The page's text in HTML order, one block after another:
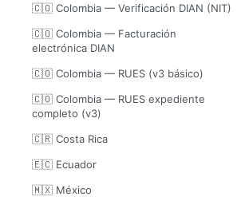
🇨🇴 Colombia — Verificación DIAN (NIT)
🇨🇴 Colombia — Facturación
electrónica DIAN
🇨🇴 Colombia — RUES (v3 básico)
🇨🇴 Colombia — RUES expediente
completo (v3)
🇨🇷 Costa Rica
🇪🇨 Ecuador
🇲🇽 México